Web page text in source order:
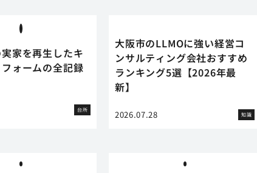
家を再生したキ
ォームの全記録
台所
大阪市のLLMOに強い経営コ
ンサルティング会社おすすめ
ランキング5選【2026年最
新】
2026.07.28 知識